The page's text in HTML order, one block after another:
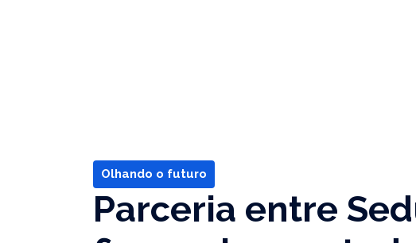
Olhando o futuro
Parceria entre